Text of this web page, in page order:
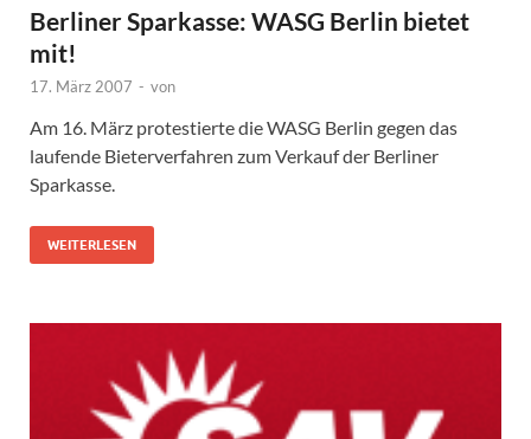
Berliner Sparkasse: WASG Berlin bietet
mit!
17. März 2007 - von
Am 16. März protestierte die WASG Berlin gegen das
laufende Bieterverfahren zum Verkauf der Berliner
Sparkasse.
WEITERLESEN